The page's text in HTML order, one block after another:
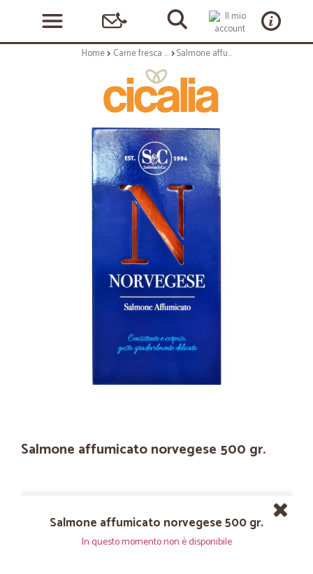
Home Carne fresca e carne lavorata Salmone affumicato norvegese 500 gr.
Salmone affumicato norvegese 500 gr.
Salmone affumicato norvegese 500 gr.
In questo momento non è disponibile